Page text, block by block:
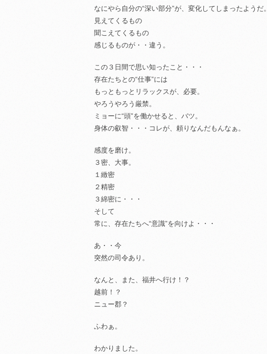
なにやら自分の“深い部分”が、変化してしまったようだ。
見えてくるもの
聞こえてくるもの
感じるものが・・違う。
この３日間で思い知ったこと・・・
存在たちとの“仕事”には
もっともっとリラックスが、必要。
やろうやろう厳禁。
ミョーに“頭”を働かせると、バツ。
身体の叡智・・・コレが、頼りなんだもんなぁ。
感度を磨け。
３密、大事。
１緻密
２精密
３綿密に・・・
そして
常に、存在たちへ“意識”を向けよ・・・
あ・・今
突然の司令あり。
なんと、また、福井へ行け！？
越前！？
ニュー郡？
ふわぁ。
わかりました。